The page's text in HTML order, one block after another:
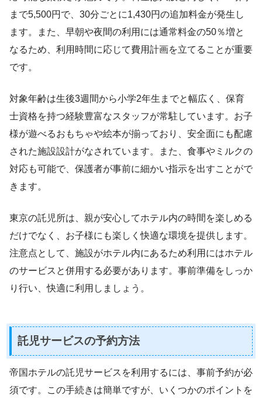
まで5,500円で、30分ごとに1,430円の追加料金が発生し
ます。また、早朝や夜間の利用には通常料金の50％増と
なるため、利用時間に応じて費用計画を立てることが重要
です。
対象年齢は生後3週間から小学2年生までと幅広く、保育
士資格を持つ経験豊富なスタッフが常駐しています。お子
様が遊べるおもちゃや絵本が揃っており、安全面にも配慮
された施設設計がなされています。また、食事やミルクの
対応も可能で、保護者が事前に細かい指示を出すことがで
きます。
東京の託児所は、親が安心してホテル内の時間を楽しめる
だけでなく、お子様にも楽しく快適な環境を提供します。
注意点として、施設がホテル内にあるため利用にはホテル
のサービスと併用する必要があります。事前準備をしっか
り行い、快適に利用しましょう。
託児サービスの予約方法
帝国ホテルの託児サービスを利用するには、事前予約が必
須です。この手続きは簡単ですが、いくつかのポイントを